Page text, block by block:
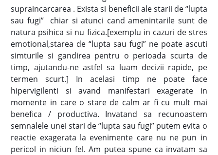
supraincarcarea . Exista si beneficii ale starii de “lupta
sau fugi” chiar si atunci cand amenintarile sunt de
natura psihica si nu fizica.[exemplu in cazuri de stres
emotional,starea de “lupta sau fugi” ne poate ascuti
simturile si gandirea pentru o perioada scurta de
timp, ajutandu-ne astfel sa luam decizii rapide, pe
termen scurt.] In acelasi timp ne poate face
hipervigilenti si avand manifestari exagerate in
momente in care o stare de calm ar fi cu mult mai
benefica / productiva. Invatand sa recunoastem
semnalele unei stari de “lupta sau fugi” putem evita o
reactie exagerata la evenimente care nu ne pun in
pericol in niciun fel. Am putea spune ca invatam sa